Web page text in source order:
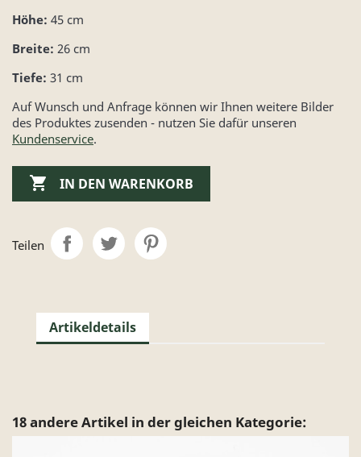
Höhe: 45 cm
Breite: 26 cm
Tiefe: 31 cm
Auf Wunsch und Anfrage können wir Ihnen weitere Bilder
des Produktes zusenden - nutzen Sie dafür unseren
Kundenservice.
 IN DEN WARENKORB
Teilen
Artikeldetails
18 andere Artikel in der gleichen Kategorie: